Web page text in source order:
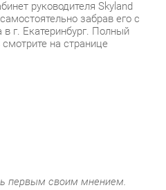
первым своим мнением.
ОТЗЫВ